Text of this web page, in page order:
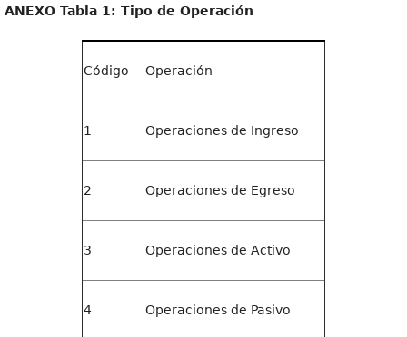
ANEXO Tabla 1: Tipo de Operación
Código Operación
1 Operaciones de Ingreso
2 Operaciones de Egreso
3 Operaciones de Activo
4 Operaciones de Pasivo